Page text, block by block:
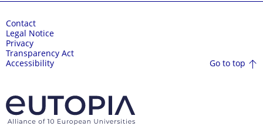
Contact
Legal Notice
Privacy
Transparency Act
Accessibility
Go to top